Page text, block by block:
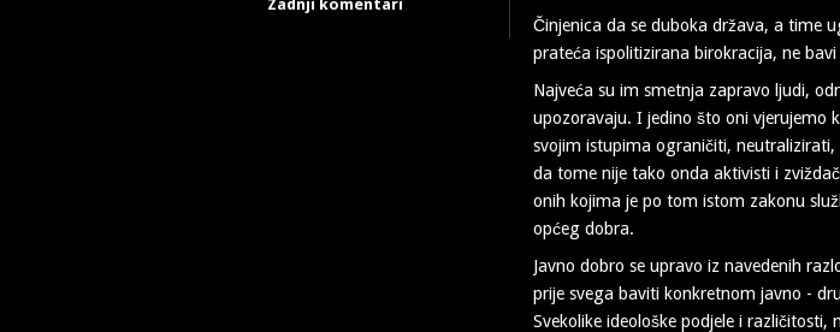
Zadnji komentari
Činjenica da se duboka država, a time
prateća ispolitizirana birokracija, ne
Najveća su im smetnja zapravo ljudi,
upozoravaju. I jedino što oni vjerujemo
svojim istupima ograničiti,
da tome nije tako onda aktivisti i
onih kojima je po tom istom zakonu
općeg dobra.
Javno dobro se upravo iz navedenih
prije svega baviti konkretnom javno -
Svekolike ideološke podjele i